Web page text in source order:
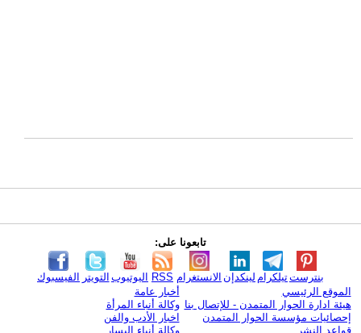
تابعونا على:
الفيسبوك التويتر اليوتيوب RSS الانستغرام لينكدإن تيلكرامبنترست
الموقع الرئيسي
هيئة ادارة الحوار المتمدن - للإتصال بنا
إحصائيات مؤسسة الحوار المتمدن
قواعد النشر
أخبار عامة
وكالة أنباء المرأة
اخبار الأدب والفن
وكالة أنباء اليسار